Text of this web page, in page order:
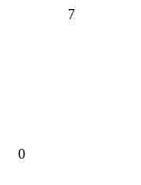
7
0